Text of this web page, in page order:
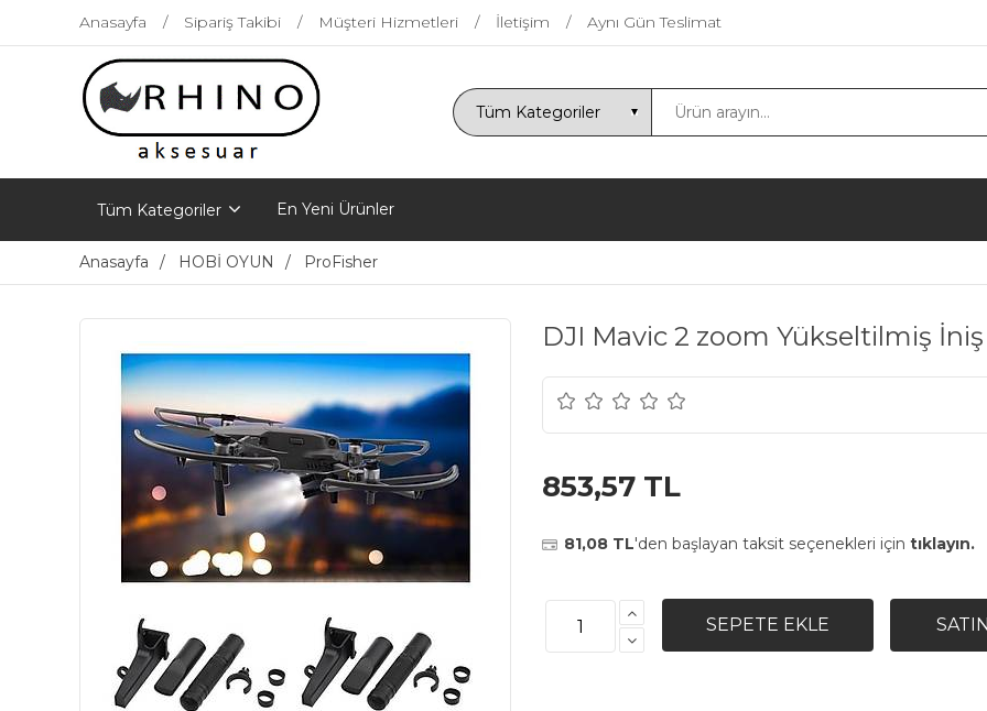
Anasayfa Sipariş Takibi Müşteri Hizmetleri İletişim Aynı Gün Teslimat
Tüm Kategoriler En Yeni Ürünler
Anasayfa HOBİ OYUN ProFisher
DJI Mavic 2 zoom Yükseltilmiş İniş
853,57 TL
81,08 TL'den başlayan taksit seçenekleri için tıklayın.